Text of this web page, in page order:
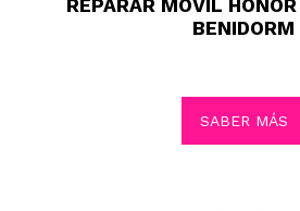
REPARAR MOVIL
BENIDORM
SABER MÁS